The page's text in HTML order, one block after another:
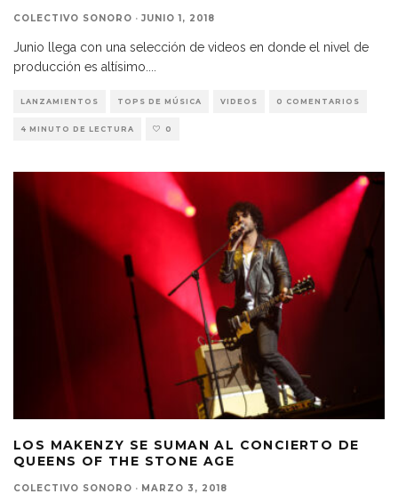
COLECTIVO SONORO · JUNIO 1, 2018
Junio llega con una selección de videos en donde el nivel de
producción es altísimo.
LANZAMIENTOS TOPS DE MÚSICA VIDEOS 0 COMENTARIOS
4 MINUTO DE LECTURA 0
LOS MAKENZY SE SUMAN AL CONCIERTO DE
QUEENS OF THE STONE AGE
COLECTIVO SONORO · MARZO 3, 2018